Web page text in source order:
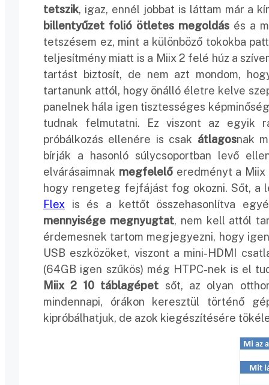
tetszik, igaz, ennél jobbat is láttam már a
billentyűzet folió ötletes megoldásés a
tetszésem ez, mint a különböző tokokba
teljesítmény miatt is a Miix 2 felé húz a
tartást biztosít, de nem azt mondom,
tartanunk attól, hogy önálló életre kelve
panelnek hála igen tisztességes
tudnak felmutatni. Ez viszont az egyik
próbálkozás ellenére is csak átlagosnak
bírják a hasonló súlycsoportban levő
elvárásaimnak megfelelőeredményt a Miix
hogy rengeteg fejfájást fog okozni. Sőt,
Flex is és a kettőt összehasonlítva
mennyisége megnyugtat, nem kell attól
érdemesnek tartom megjegyezni, hogy
USB eszközöket, viszont a mini-HDMI
(64GB igen szűkös) még HTPC-nek is el
Miix 2 10 táblagépet sőt, az olyan
mindennapi, órákon keresztül történő
kipróbálhatjuk, de azok kiegészítésére